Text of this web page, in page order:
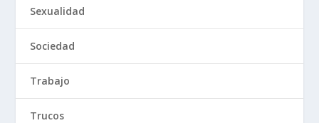
Sexualidad
Sociedad
Trabajo
Trucos